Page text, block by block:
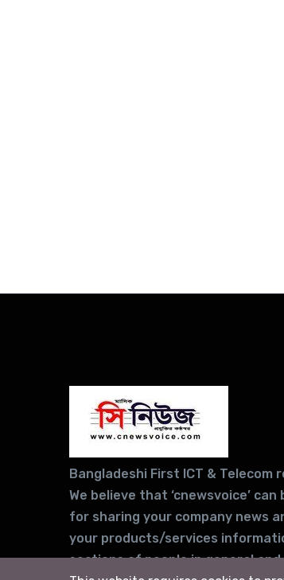
Bangladeshi First ICT & Telecom
We believe that ‘cnewsvoice’
for sharing your company news
your products/services
sections of people in general